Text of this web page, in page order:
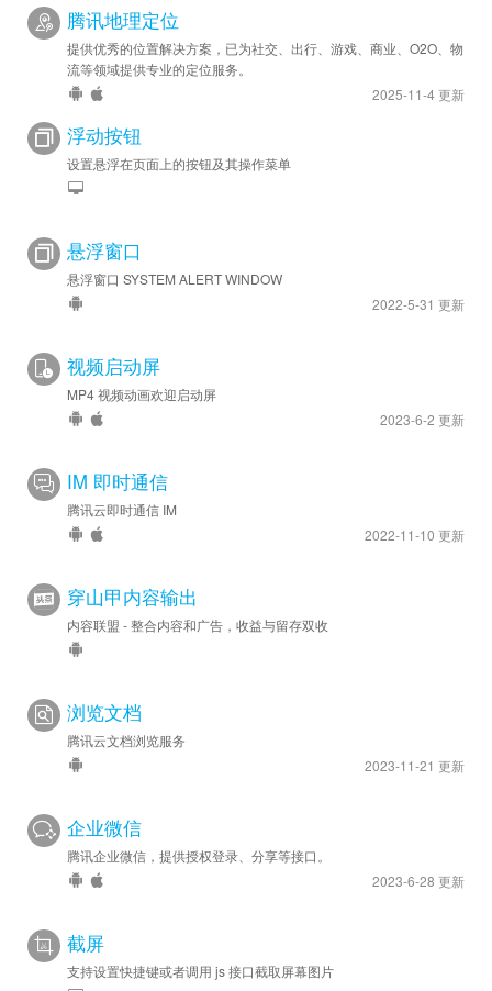
腾讯地理定位
提供优秀的位置解决方案，已为社交、出行、游戏、商业、O2O、物
流等领域提供专业的定位服务。
2025-11-4 更新
浮动按钮
设置悬浮在页面上的按钮及其操作菜单
悬浮窗口
悬浮窗口 SYSTEM ALERT WINDOW
2022-5-31 更新
视频启动屏
MP4 视频动画欢迎启动屏
2023-6-2 更新
IM 即时通信
腾讯云即时通信 IM
2022-11-10 更新
穿山甲内容输出
内容联盟 - 整合内容和广告，收益与留存双收
浏览文档
腾讯云文档浏览服务
2023-11-21 更新
企业微信
腾讯企业微信，提供授权登录、分享等接口。
2023-6-28 更新
截屏
支持设置快捷键或者调用 js 接口截取屏幕图片